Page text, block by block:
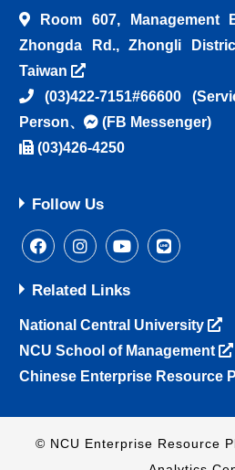
Room 607, Management
Zhongda Rd., Zhongli
Taiwan
(03)422-7151#66600
Person、
(FB Messenger)
(03)426-4250
Follow Us
Related Links
National Central University
NCU School of Management
Chinese Enterprise Resource
© NCU Enterprise Resource